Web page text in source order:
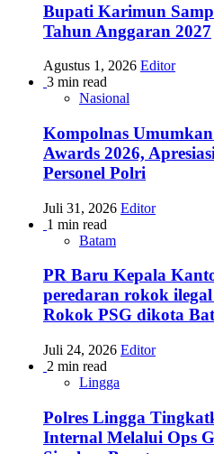
Bupati Karimun
Tahun Anggaran 2027
Agustus 1, 2026 Editor
3 min read
Nasional
Kompolnas
Awards 2026,
Personel Polri
Juli 31, 2026 Editor
1 min read
Batam
PR Baru Kepala
peredaran rokok
Rokok PSG dikota
Juli 24, 2026 Editor
2 min read
Lingga
Polres Lingga
Internal Melalui Ops